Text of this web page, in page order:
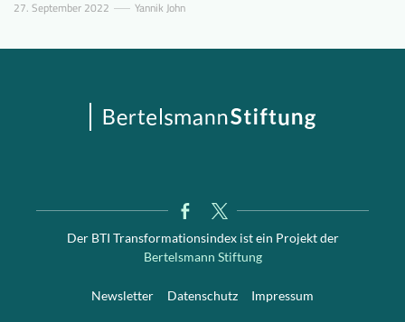
27. September 2022 Yannik John
Der BTI Transformationsindex ist ein Projekt der
Bertelsmann Stiftung
Newsletter Datenschutz Impressum